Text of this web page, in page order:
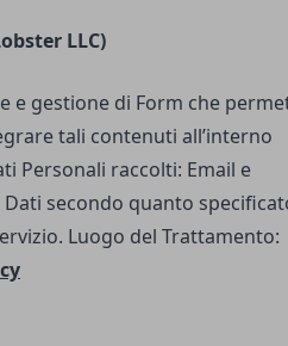
LLC)
e gestione di Form che
tali contenuti all’interno
Personali raccolti: Email e
secondo quanto
Luogo del Trattamento: